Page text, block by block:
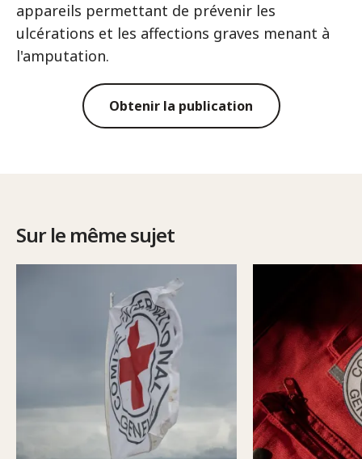
appareils permettant de prévenir les
ulcérations et les affections graves menant à
l'amputation.
Obtenir la publication
Sur le même sujet